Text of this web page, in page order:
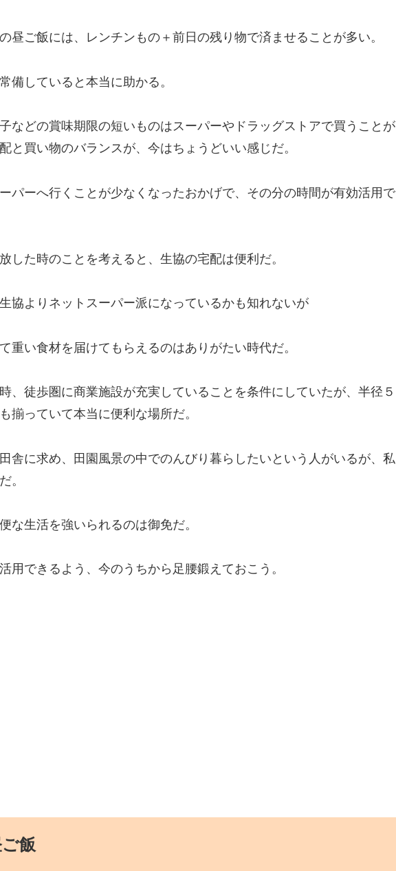
昼ご飯には、レンチンもの＋前日の残り物で済ませることが多い。
備していると本当に助かる。
などの賞味期限の短いものはスーパーやドラッグストアで買うことが
と買い物のバランスが、今はちょうどいい感じだ。
パーへ行くことが少なくなったおかげで、その分の時間が有効活用で
した時のことを考えると、生協の宅配は便利だ。
協よりネットスーパー派になっているかも知れないが
重い食材を届けてもらえるのはありがたい時代だ。
、徒歩圏に商業施設が充実していることを条件にしていたが、半径５
揃っていて本当に便利な場所だ。
舎に求め、田園風景の中でのんびり暮らしたいという人がいるが、私
。
な生活を強いられるのは御免だ。
用できるよう、今のうちから足腰鍛えておこう。
飯